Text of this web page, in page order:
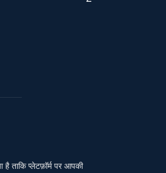
ताकि प्लेटफ़ॉर्म पर आपकी